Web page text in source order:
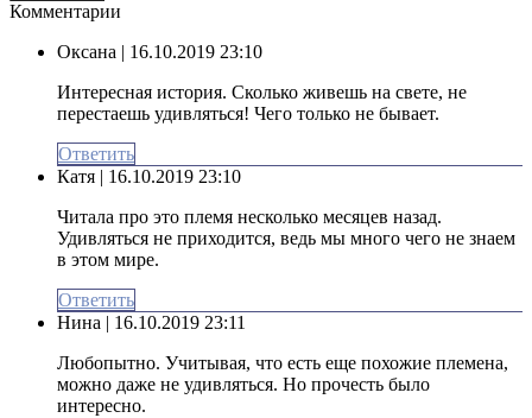
Комментарии
Оксана | 16.10.2019 23:10
Интересная история. Сколько живешь на свете, не
перестаешь удивляться! Чего только не бывает.
Ответить
Катя | 16.10.2019 23:10
Читала про это племя несколько месяцев назад.
Удивляться не приходится, ведь мы много чего не знаем
в этом мире.
Ответить
Нина | 16.10.2019 23:11
Любопытно. Учитывая, что есть еще похожие племена,
можно даже не удивляться. Но прочесть было
интересно.